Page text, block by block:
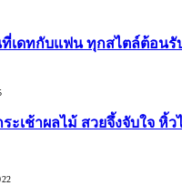
ที่เดทกับแฟน ทุกสไตล์ต้อนรั
ะเช้าผลไม้ สวยจึ้งจับใจ หิ้ว